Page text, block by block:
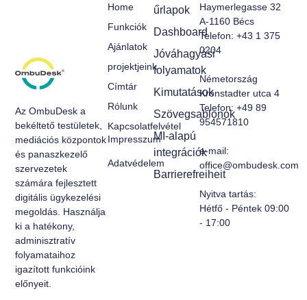
Az OmbuDesk a
bekéltető testületek,
mediációs központok
és panaszkezelő
szervezetek
számára fejlesztett
digitális ügykezelési
megoldás. Használja
ki a hatékony,
adminisztratív
folyamataihoz
igazított funkcióink
előnyeit.
űrlapok
Dashboard
Jóváhagyási
folyamatok
Kimutatások
Szövegsablonok
MI-alapú
integrációk
Barrierefreiheit
Home
Funkciók
Ajánlatok
projektjeink
Címtár
Rólunk
Kapcsolatfelvétel
Impresszum
Adatvédelem
Haymerlegasse 32
A-1160 Bécs
Telefon: +43 1 375
0204
Németország
Kronstadter utca 4
Telefon: +49 89
954571810
e-mail:
office@ombudesk.com
Nyitva tartás:
Hétfő - Péntek 09:00
- 17:00